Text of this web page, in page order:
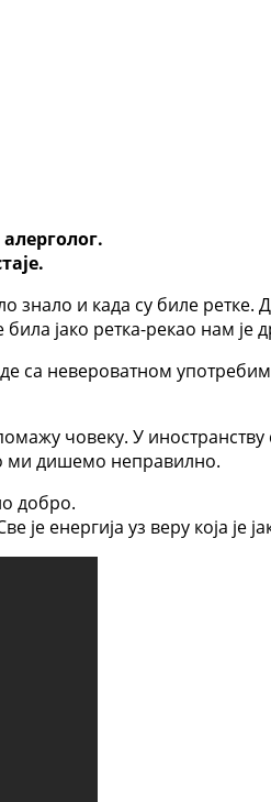
знало и када су биле
јако ретка-рекао нам је
са невероватном
човеку. У
ми дишемо неправилно.
добро.
је енергија уз веру која је